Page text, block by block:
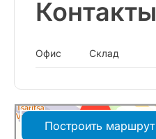
Контакты
Офис Склад
Построить маршрут